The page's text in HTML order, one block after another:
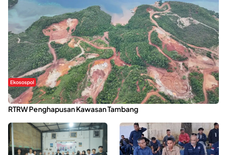
Ekosospol
Kabaena Menanti Kepastian Pemulihan Lingkungan Usai Revisi
RTRW Penghapusan Kawasan Tambang